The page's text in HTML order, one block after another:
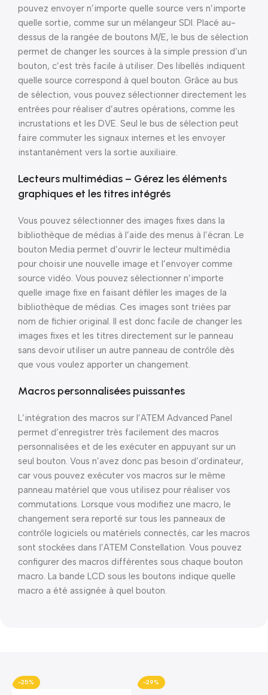
pouvez envoyer n’importe quelle source vers n’importe
quelle sortie, comme sur un mélangeur SDI. Placé au-
dessus de la rangée de boutons M/E, le bus de sélection
permet de changer les sources à la simple pression d’un
bouton, c’est très facile à utiliser. Des libellés indiquent
quelle source correspond à quel bouton. Grâce au bus
de sélection, vous pouvez sélectionner directement les
entrées pour réaliser d’autres opérations, comme les
incrustations et les DVE. Seul le bus de sélection peut
faire commuter les signaux internes et les envoyer
instantanément vers la sortie auxiliaire.
Lecteurs multimédias – Gérez les éléments
graphiques et les titres intégrés
Vous pouvez sélectionner des images fixes dans la
bibliothèque de médias à l’aide des menus à l’écran. Le
bouton Media permet d’ouvrir le lecteur multimédia
pour choisir une nouvelle image et l’envoyer comme
source vidéo. Vous pouvez sélectionner n’importe
quelle image fixe en faisant défiler les images de la
bibliothèque de médias. Ces images sont triées par
nom de fichier original. Il est donc facile de changer les
images fixes et les titres directement sur le panneau
sans devoir utiliser un autre panneau de contrôle dès
que vous voulez apporter un changement.
Macros personnalisées puissantes
L’intégration des macros sur l’ATEM Advanced Panel
permet d’enregistrer très facilement des macros
personnalisées et de les exécuter en appuyant sur un
seul bouton. Vous n’avez donc pas besoin d’ordinateur,
car vous pouvez exécuter vos macros sur le même
panneau matériel que vous utilisez pour réaliser vos
commutations. Lorsque vous modifiez une macro, le
changement sera reporté sur tous les panneaux de
contrôle logiciels ou matériels connectés, car les macros
sont stockées dans l’ATEM Constellation. Vous pouvez
configurer des macros différentes sous chaque bouton
macro. La bande LCD sous les boutons indique quelle
macro a été assignée à quel bouton.
-25% -29%